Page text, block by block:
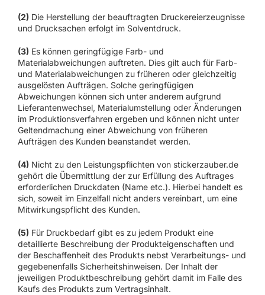
(2) Die Herstellung der beauftragten Druckereierzeugnisse
und Drucksachen erfolgt im Solventdruck.
(3) Es können geringfügige Farb- und
Materialabweichungen auftreten. Dies gilt auch für Farb-
und Materialabweichungen zu früheren oder gleichzeitig
ausgelösten Aufträgen. Solche geringfügigen
Abweichungen können sich unter anderem aufgrund
Lieferantenwechsel, Materialumstellung oder Änderungen
im Produktionsverfahren ergeben und können nicht unter
Geltendmachung einer Abweichung von früheren
Aufträgen des Kunden beanstandet werden.
(4) Nicht zu den Leistungspflichten von stickerzauber.de
gehört die Übermittlung der zur Erfüllung des Auftrages
erforderlichen Druckdaten (Name etc.). Hierbei handelt es
sich, soweit im Einzelfall nicht anders vereinbart, um eine
Mitwirkungspflicht des Kunden.
(5) Für Druckbedarf gibt es zu jedem Produkt eine
detaillierte Beschreibung der Produkteigenschaften und
der Beschaffenheit des Produkts nebst Verarbeitungs- und
gegebenenfalls Sicherheitshinweisen. Der Inhalt der
jeweiligen Produktbeschreibung gehört damit im Falle des
Kaufs des Produkts zum Vertragsinhalt.